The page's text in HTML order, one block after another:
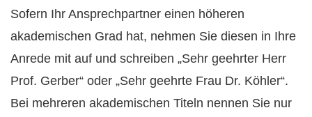
Sofern Ihr Ansprechpartner einen höheren
akademischen Grad hat, nehmen Sie diesen in Ihre
Anrede mit auf und schreiben „Sehr geehrter Herr
Prof. Gerber“ oder „Sehr geehrte Frau Dr. Köhler“.
Bei mehreren akademischen Titeln nennen Sie nur